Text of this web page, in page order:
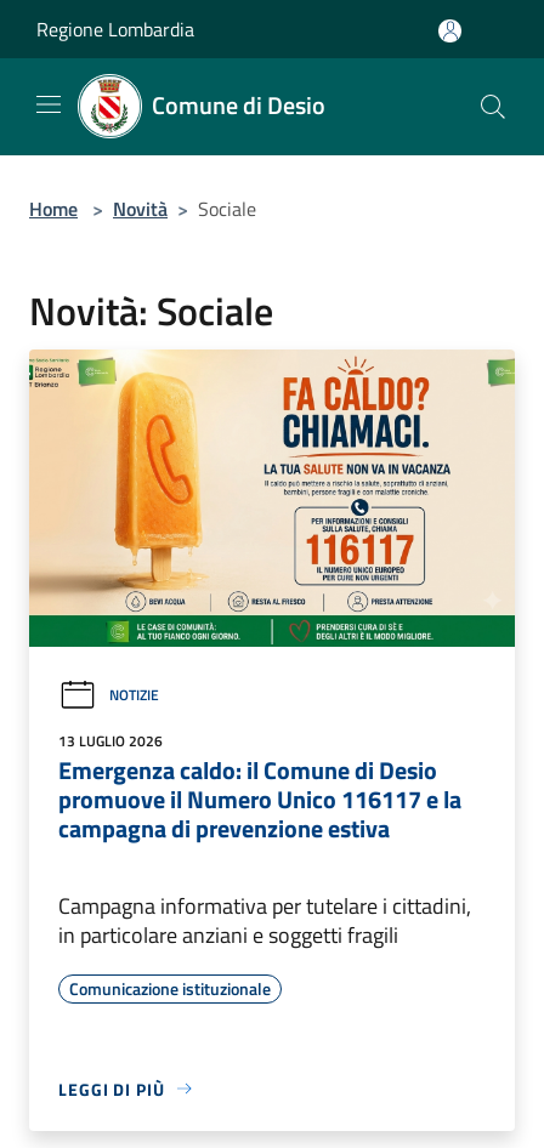
Regione Lombardia
Comune di Desio
Home > Novità > Sociale
Novità: Sociale
NOTIZIE
13 LUGLIO 2026
Emergenza caldo: il Comune di Desio
promuove il Numero Unico 116117 e la
campagna di prevenzione estiva
Campagna informativa per tutelare i cittadini,
in particolare anziani e soggetti fragili
Comunicazione istituzionale
LEGGI DI PIÙ